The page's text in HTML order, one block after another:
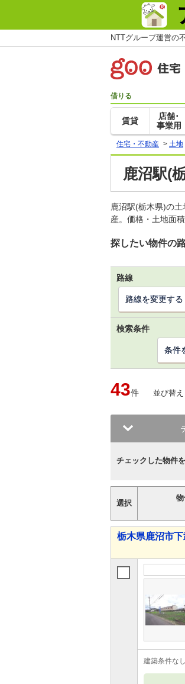
NTTグループ運営の
借りる
賃貸
店舗･
事業用
住宅・不動産 > 土地
鹿沼駅(
鹿沼駅(栃木県)の
産。価格・土地面
探したい物件の
路線
路線を変更する
検索条件
条件
43件 並び替え
チェックした物件
選択
栃木県鹿沼市
建築条件なし